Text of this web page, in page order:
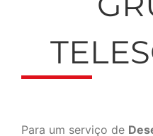
Para um serviço de